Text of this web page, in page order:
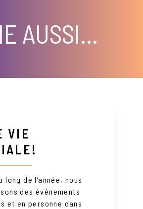
AUSSI…
VIE
long de l’année, nous
des événements
et en personne dans